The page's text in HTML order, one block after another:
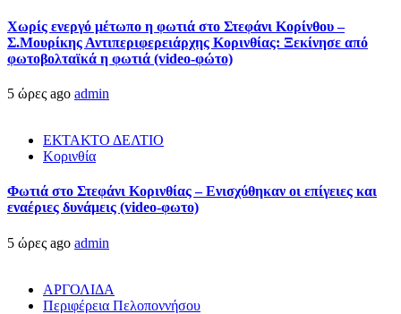
Χωρίς ενεργό μέτωπο η φωτιά στο Στεφάνι Κορίνθου –
Σ.Μουρίκης Αντιπεριφερειάρχης Κορινθίας: Ξεκίνησε από
φωτοβολταϊκά η φωτιά (video-φώτο)
5 ώρες ago admin
ΕΚΤΑΚΤΟ ΔΕΛΤΙΟ
Κορινθία
Φωτιά στο Στεφάνι Κορινθίας – Ενισχύθηκαν οι επίγειες και
εναέριες δυνάμεις (video-φωτο)
5 ώρες ago admin
ΑΡΓΟΛΙΔΑ
Περιφέρεια Πελοποννήσου